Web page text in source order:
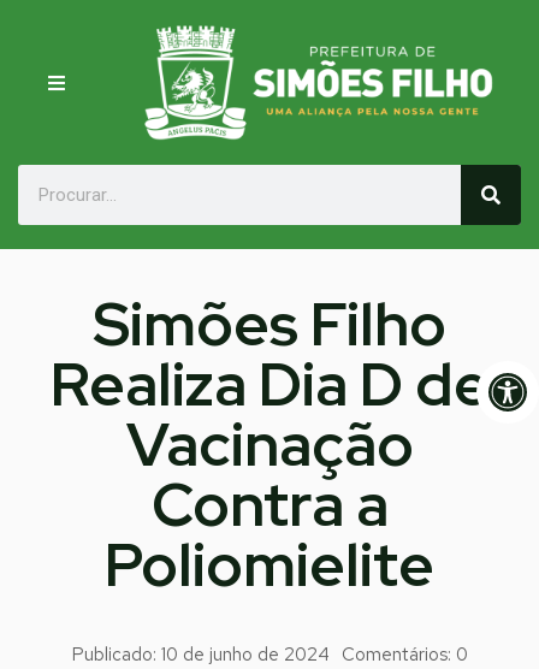
Simões Filho
Realiza Dia D de
Vacinação
Contra a
Poliomielite
Publicado: 10 de junho de 2024 Comentários: 0